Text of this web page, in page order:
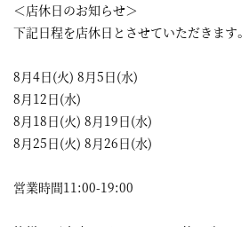
＜店休日のお知らせ＞
下記日程を店休日とさせていただきます。
8月4日(火) 8月5日(水)
8月12日(水)
8月18日(火) 8月19日(水)
8月25日(火) 8月26日(水)
営業時間11:00-19:00